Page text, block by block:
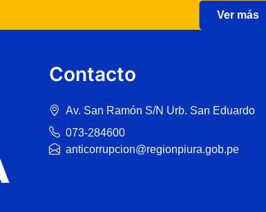
Ver más
Contacto
Av. San Ramón S/N Urb. San Eduardo
073-284600
anticorrupcion@regionpiura.gob.pe